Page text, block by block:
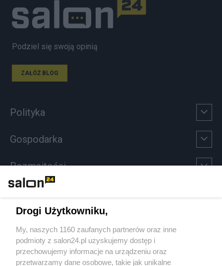
Podziel się swoją opinią
ZAŁÓŻ BLOG
Polityka
Gospodarka
Rozmaitości
Sport
Społeczeństwo
Drogi Użytkowniku,
My, naszych 1160 zaufanych partnerów oraz inne
podmioty z salon24.pl uzyskujemy dostęp i
przechowujemy informacje na urządzeniu oraz
przetwarzamy dane osobowe, takie jak unikalne